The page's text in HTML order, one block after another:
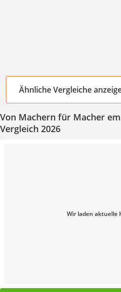
Ähnliche Vergleiche
Von Machern für Macher
Vergleich 2026
Wir laden aktuelle